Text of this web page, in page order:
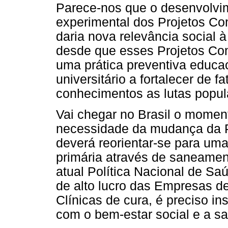
Parece-nos que o
experimental dos Projetos
daria nova relevância social
desde que esses Projetos
uma prática preventiva
universitário a fortalecer de
conhecimentos as lutas
Vai chegar no Brasil o
necessidade da mudança da
deverá reorientar-se para
primária através de
atual Política Nacional de
de alto lucro das Empresas
Clínicas de cura, é preciso
com o bem-estar social e a